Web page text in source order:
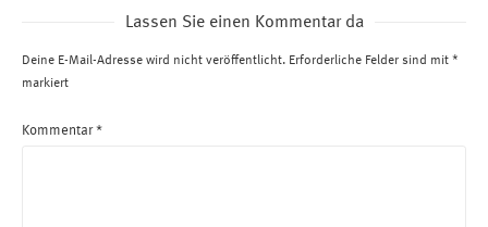
Lassen Sie einen Kommentar da
Deine E-Mail-Adresse wird nicht veröffentlicht. Erforderliche Felder sind mit *
markiert
Kommentar*